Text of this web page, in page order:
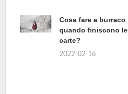
Cosa fare a burraco
quando finiscono le
carte?
2022-02-16